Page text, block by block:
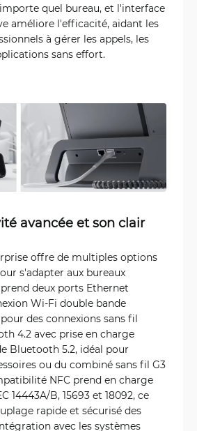
quel bureau, et l'interface
améliore l'efficacité, aidant les
à gérer les appels, les
sans effort.
avancée et son clair
offre de multiples options
s'adapter aux bureaux
deux ports Ethernet
Wi-Fi double bande
pour des connexions sans fil
4.2 avec prise en charge
Bluetooth 5.2, idéal pour
ou du combiné sans fil G3
NFC prend en charge
14443A/B, 15693 et 18092, ce
rapide et sécurisé des
avec les systèmes